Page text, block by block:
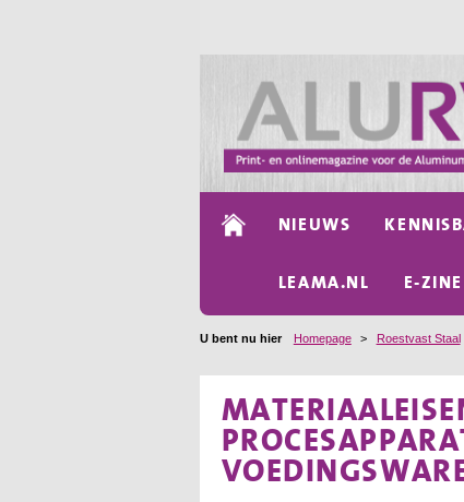
NIEUWS
LEAMA.NL E-ZINE
U bent nu hier Homepage > Roestvast Staal